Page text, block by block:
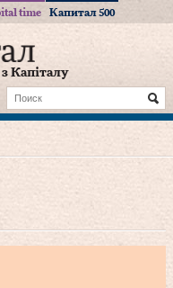
time Капитал 500
Капіталу